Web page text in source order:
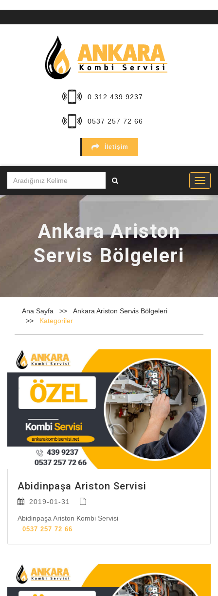
0.312.439 9237
0537 257 72 66
İletişim
KURUMSAL
Ankara Ariston
Servis Bölgeleri
Ana Sayfa
Ankara Ariston Servis Bölgeleri
Kategoriler
Abidinpaşa Ariston Servisi
2019-01-31
Abidinpaşa Ariston Kombi Servisi
0537 257 72 66